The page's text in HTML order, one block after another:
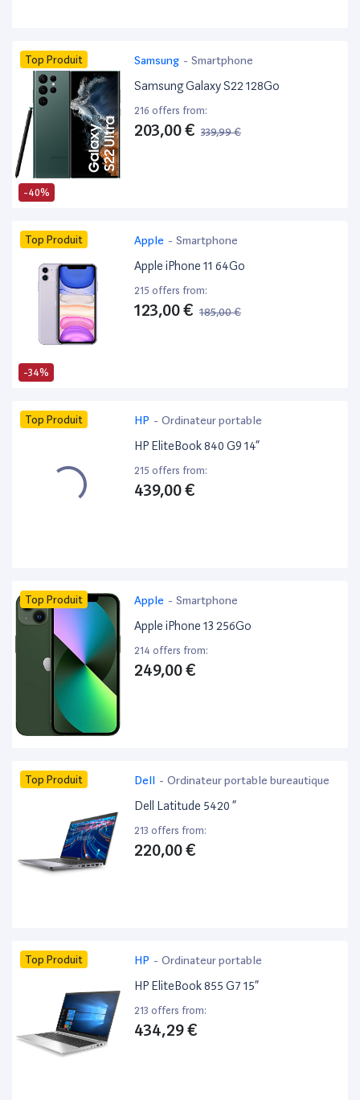
-40%
Top Produit Samsung - Smartphone
Samsung Galaxy S22 128Go
216 offers from:
203,00 € 339,99 €
-34%
Top Produit Apple - Smartphone
Apple iPhone 11 64Go
215 offers from:
123,00 € 185,00 €
Top Produit HP - Ordinateur portable
HP EliteBook 840 G9 14”
215 offers from:
439,00 €
Top Produit Apple - Smartphone
Apple iPhone 13 256Go
214 offers from:
249,00 €
Top Produit Dell - Ordinateur portable bureautique
Dell Latitude 5420 ”
213 offers from:
220,00 €
Top Produit HP - Ordinateur portable
HP EliteBook 855 G7 15”
213 offers from:
434,29 €